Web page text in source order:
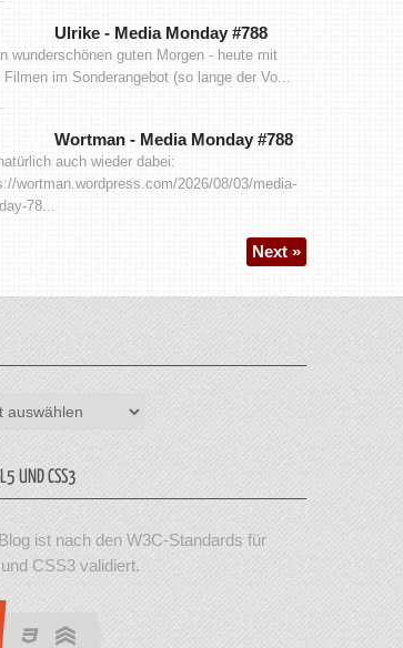
Ulrike- Media Monday #788
wunderschönen guten Morgen - heute mit
Filmen im Sonderangebot (so lange der Vo...
Wortman- Media Monday #788
auch wieder dabei:
wortman.wordpress.com/2026/08/03/media-
78...
Next »
UND CSS3
ist nach den W3C-Standards für
CSS3 validiert.